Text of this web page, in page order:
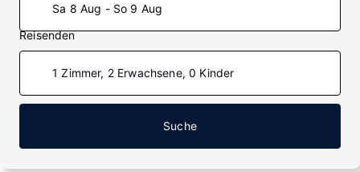
Sa 8 Aug - So 9 Aug
Reisenden
1 Zimmer, 2 Erwachsene, 0 Kinder
Suche